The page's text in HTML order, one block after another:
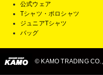
公式ウェア
Tシャツ・ポロシャツ
ジュニアTシャツ
バッグ
© KAMO TRADING